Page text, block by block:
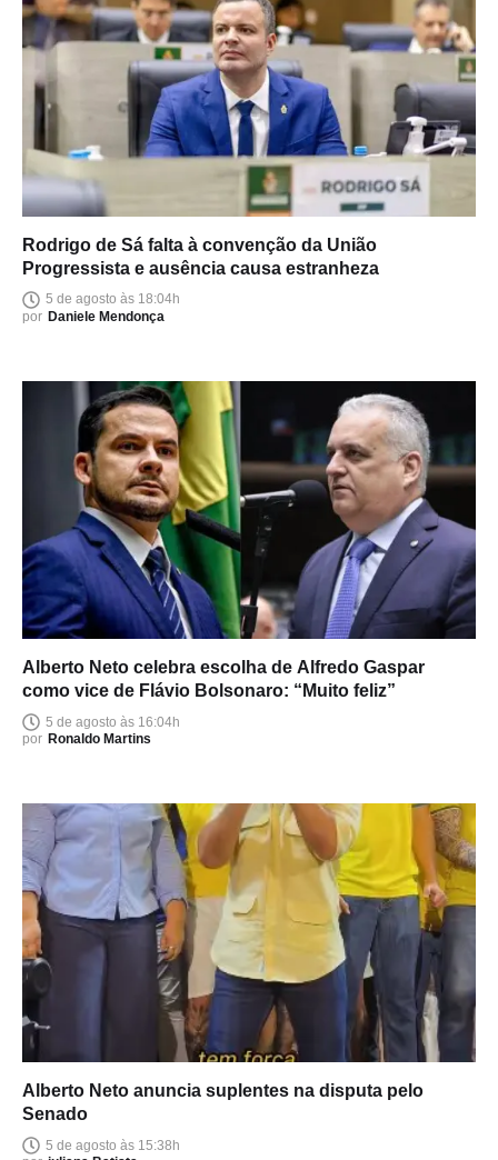
Rodrigo de Sá falta à convenção da União
Progressista e ausência causa estranheza
5 de agosto às 18:04h
por Daniele Mendonça
Alberto Neto celebra escolha de Alfredo Gaspar
como vice de Flávio Bolsonaro: “Muito feliz”
5 de agosto às 16:04h
por Ronaldo Martins
Alberto Neto anuncia suplentes na disputa pelo
Senado
5 de agosto às 15:38h